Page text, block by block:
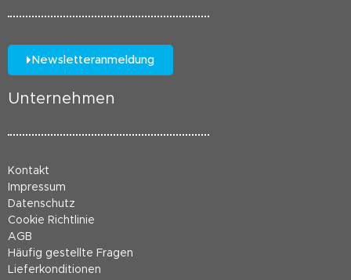
Newsletteranmeldung
Unternehmen
Kontakt
Impressum
Datenschutz
Cookie Richtlinie
AGB
Häufig gestellte Fragen
Lieferkonditionen